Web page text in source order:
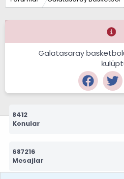
Galatasaray
8412
Konular
687216
Mesajlar